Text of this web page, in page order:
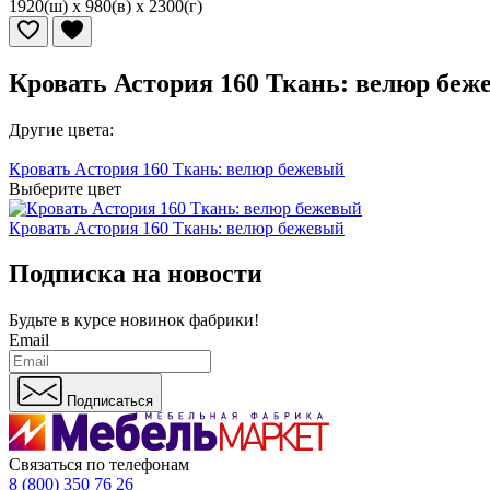
1920(ш) x 980(в) x 2300(г)
Кровать Астория 160 Ткань: велюр
Другие цвета:
Кровать Астория 160 Ткань: велюр бежевый
Выберите цвет
Кровать Астория 160 Ткань: велюр бежевый
Подписка на новости
Будьте в курсе новинок фабрики!
Email
Подписаться
Связаться по телефонам
8 (800) 350 76 26